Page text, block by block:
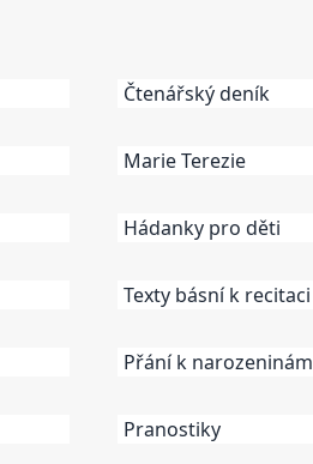
Čtenářský deník
Marie Terezie
Hádanky pro děti
Texty básní k recitaci
Přání k narozeninám
Pranostiky